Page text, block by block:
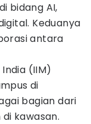
bidang AI,
Keduanya
antara
(IIM)
di
bagian dari
kawasan.